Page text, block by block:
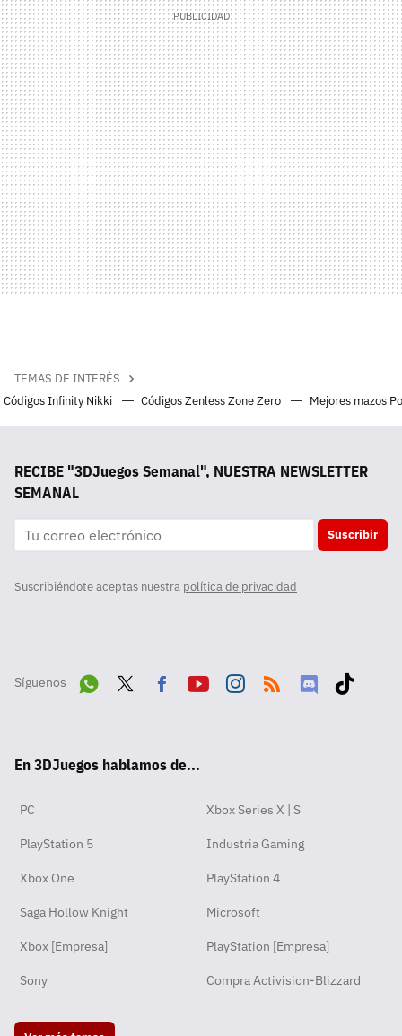
TEMAS DE INTERÉS
Códigos Infinity Nikki
Códigos Zenless Zone Zero Mejores mazos
RECIBE "3DJuegos Semanal", NUESTRA NEWSLETTER
SEMANAL
Suscribir
Suscribiéndote aceptas nuestra política de privacidad
Síguenos
pp
ok
En 3DJuegos hablamos de...
PC Xbox Series X | S
PlayStation 5 Industria Gaming
Xbox One PlayStation 4
Saga Hollow Knight Microsoft
Xbox [Empresa] PlayStation [Empresa]
Sony Compra Activision-Blizzard